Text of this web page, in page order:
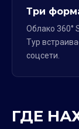
Три
Облако 360°
Тур
соцсети.
ГДЕ